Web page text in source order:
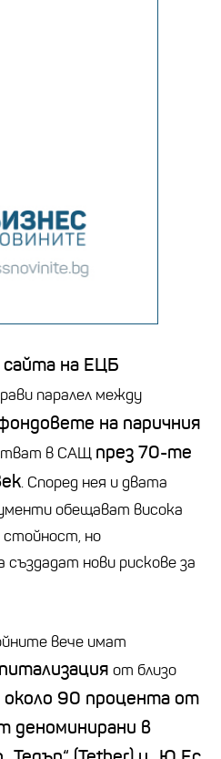
сайта на ЕЦБ
паралел между
на паричния
в САЩ през 70-те
. Според нея и двата
обещават висока
стойност, но
нови рискове за
вече имат
от близо
около 90 процента от
деноминирани в